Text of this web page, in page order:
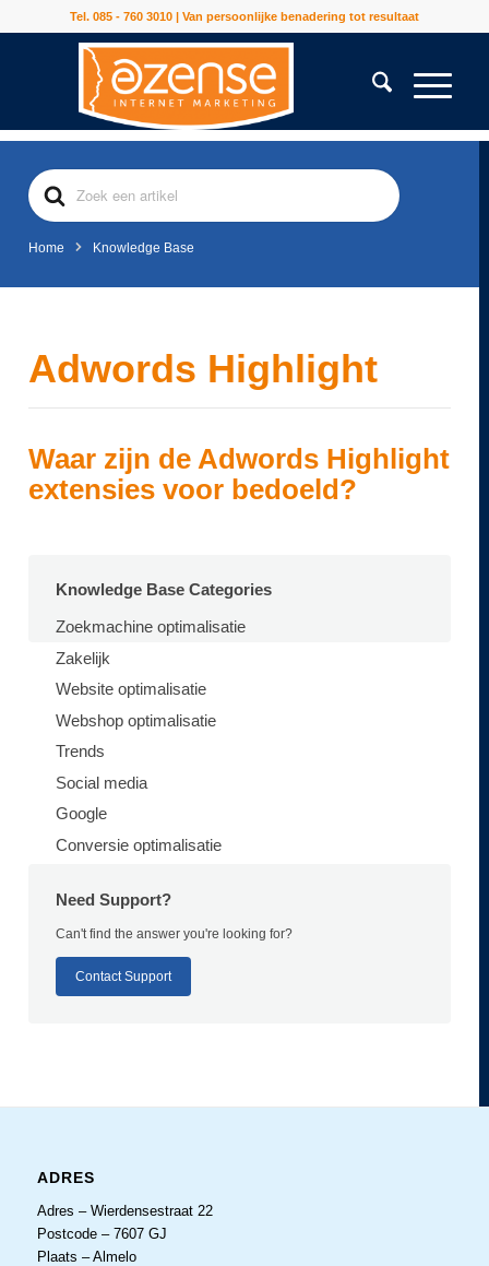
Tel. 085 - 760 3010 | Van persoonlijke benadering tot resultaat
Search
For
Home Knowledge Base
Adwords Highlight
Waar zijn de Adwords Highlight
extensies voor bedoeld?
Knowledge Base Categories
Zoekmachine optimalisatie
Zakelijk
Website optimalisatie
Webshop optimalisatie
Trends
Social media
Google
Conversie optimalisatie
Need Support?
Can't find the answer you're looking for?
Contact Support
ADRES
Adres – Wierdensestraat 22
Postcode – 7607 GJ
Plaats – Almelo